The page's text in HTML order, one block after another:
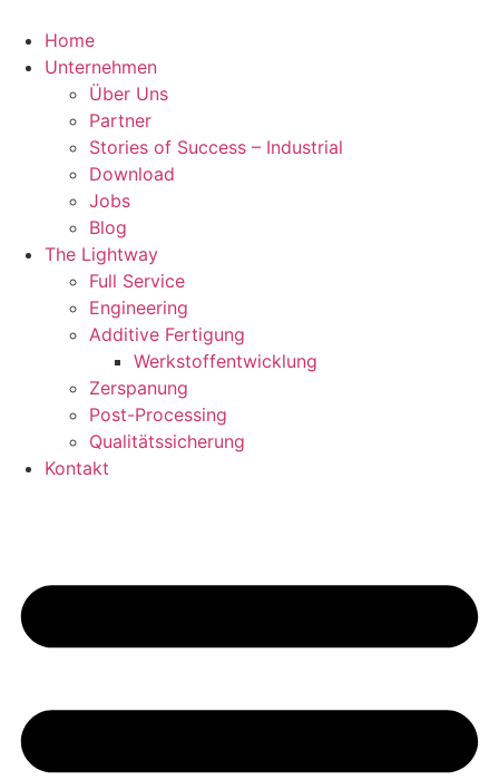
Inhalt
springen
Home
Unternehmen
Über Uns
Partner
Stories of Success – Industrial
Download
Jobs
Blog
The Lightway
Full Service
Engineering
Additive Fertigung
Werkstoffentwicklung
Zerspanung
Post-Processing
Qualitätssicherung
Kontakt